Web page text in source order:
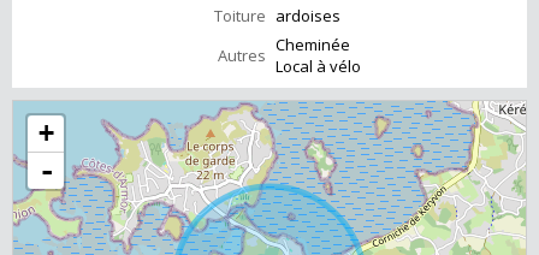
Toiture ardoises
Autres Cheminée
Local à vélo
+
-